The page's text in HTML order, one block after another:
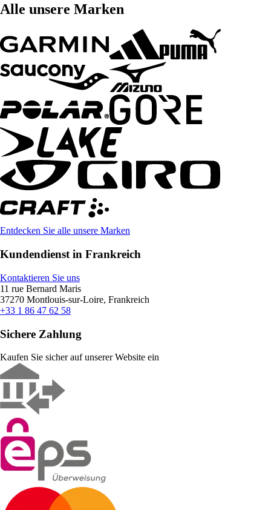
Alle unsere Marken
Entdecken Sie alle unsere Marken
Kundendienst in Frankreich
Kontaktieren Sie uns
11 rue Bernard Maris
37270 Montlouis-sur-Loire, Frankreich
+33 1 86 47 62 58
Sichere Zahlung
Kaufen Sie sicher auf unserer Website ein